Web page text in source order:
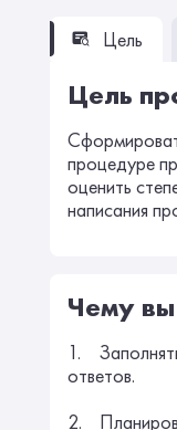
Цель
Цель
процедуре
оценить
написания
Чему вы
1.
ответов.
2.